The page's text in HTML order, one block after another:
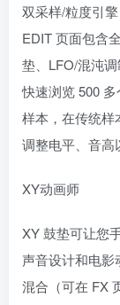
双采样/粒度引擎
EDIT 页面包含
垫、LFO/混沌
快速浏览 500
样本，在传统样
调整电平、音高
XY动画师
XY 鼓垫可让您
声音设计和电影
混合（可在 FX